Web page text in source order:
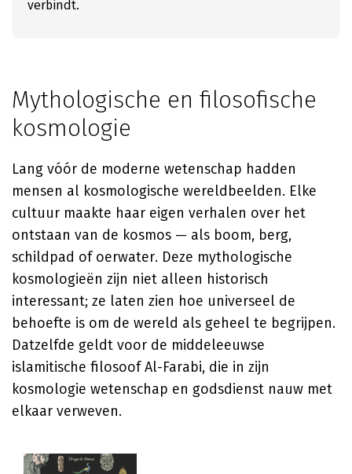
verbindt.
Mythologische en filosofische
kosmologie
Lang vóór de moderne wetenschap hadden
mensen al kosmologische wereldbeelden. Elke
cultuur maakte haar eigen verhalen over het
ontstaan van de kosmos — als boom, berg,
schildpad of oerwater. Deze mythologische
kosmologieën zijn niet alleen historisch
interessant; ze laten zien hoe universeel de
behoefte is om de wereld als geheel te begrijpen.
Datzelfde geldt voor de middeleeuwse
islamitische filosoof Al-Farabi, die in zijn
kosmologie wetenschap en godsdienst nauw met
elkaar verweven.